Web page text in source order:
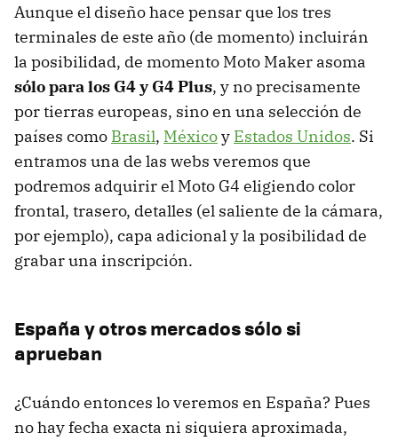
Aunque el diseño hace pensar que los tres
terminales de este año (de momento) incluirán
la posibilidad, de momento Moto Maker asoma
sólo para los G4 y G4 Plus, y no precisamente
por tierras europeas, sino en una selección de
países como Brasil, Méxicoy Estados Unidos. Si
entramos una de las webs veremos que
podremos adquirir el Moto G4 eligiendo color
frontal, trasero, detalles (el saliente de la cámara,
por ejemplo), capa adicional y la posibilidad de
grabar una inscripción.
España y otros mercados sólo si
aprueban
¿Cuándo entonces lo veremos en España? Pues
no hay fecha exacta ni siquiera aproximada,